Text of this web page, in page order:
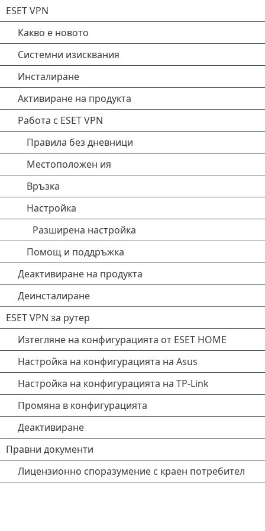
ESET VPN
Какво е новото
Системни изисквания
Инсталиране
Активиране на продукта
Работа с ESET VPN
Правила без дневници
Местоположен ия
Връзка
Настройка
Разширена настройка
Помощ и поддръжка
Деактивиране на продукта
Деинсталиране
ESET VPN за рутер
Изтегляне на конфигурацията от ESET HOME
Настройка на конфигурацията на Asus
Настройка на конфигурацията на TP-Link
Промяна в конфигурацията
Деактивиране
Правни документи
Лицензионно споразумение с краен потребител